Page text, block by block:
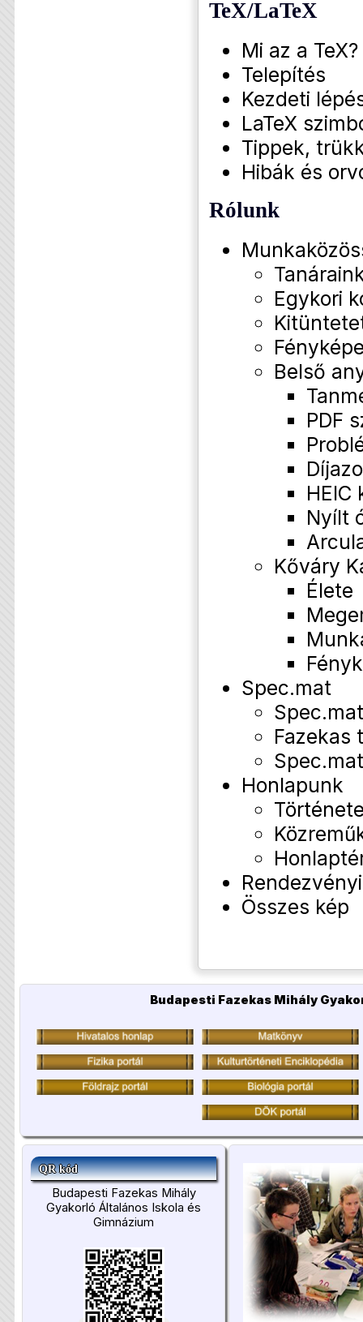
TeX/LaTeX
Mi az a TeX?
Telepítés
Kezdeti
LaTeX
Tippek,
Hibák és
Rólunk
Egykori
Belső
PDF
HEIC
Nyílt
Kőváry
Élete
Spec.mat
Fazekas
Honlapunk
Összes kép
Budapesti Fazekas Mihály
QR kód
Budapesti Fazekas Mihály
Gyakorló Általános Iskola és
Gimnázium